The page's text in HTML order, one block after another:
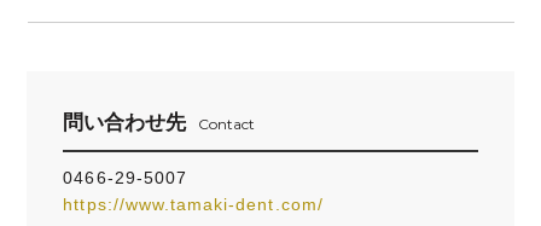
問い合わせ先 Contact
0466-29-5007
https://www.tamaki-dent.com/